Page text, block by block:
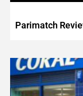
Parimatch